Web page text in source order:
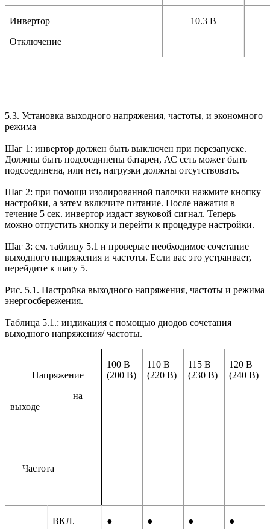
Инвертор
Отключение
10.3 В
5.3. Установка выходного напряжения, частоты, и экономного
режима
Шаг 1: инвертор должен быть выключен при перезапуске.
Должны быть подсоединены батареи, АС сеть может быть
подсоединена, или нет, нагрузки должны отсутствовать.
Шаг 2: при помощи изолированной палочки нажмите кнопку
настройки, а затем включите питание. После нажатия в
течение 5 сек. инвертор издаст звуковой сигнал. Теперь
можно отпустить кнопку и перейти к процедуре настройки.
Шаг 3: см. таблицу 5.1 и проверьте необходимое сочетание
выходного напряжения и частоты. Если вас это устраивает,
перейдите к шагу 5.
Рис. 5.1. Настройка выходного напряжения, частоты и режима
энергосбережения.
Таблица 5.1.: индикация с помощью диодов сочетания
выходного напряжения/ частоты.
Напряжение
на
выходе
Частота
100 В
(200 В)
110 В
(220 В)
115 В
(230 В)
120 В
(240 В)
ВКЛ. ● ● ● ●